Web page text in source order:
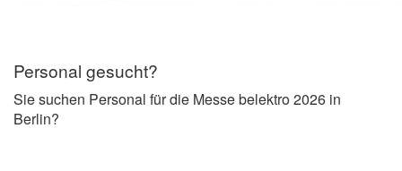
Personal gesucht?
Sie suchen Personal für die Messe belektro 2026 in
Berlin?